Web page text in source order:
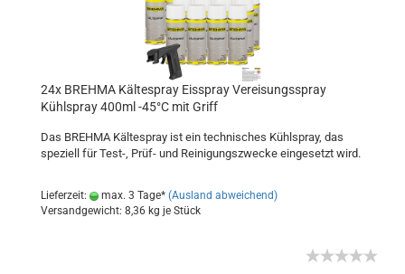
24x BREHMA Kältespray Eisspray Vereisungsspray
Kühlspray 400ml -45°C mit Griff
Das BREHMA Kältespray ist ein technisches Kühlspray, das
speziell für Test-, Prüf- und Reinigungszwecke eingesetzt wird.
Lieferzeit: max. 3 Tage* (Ausland abweichend)
Versandgewicht: 8,36 kg je Stück